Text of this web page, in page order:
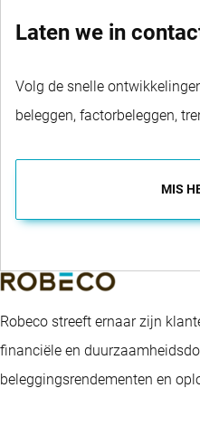
Laten we in
Volg de snelle
beleggen, factorbeleggen,
MIS
Robeco streeft ernaar zijn
financiële en
beleggingsrendementen en